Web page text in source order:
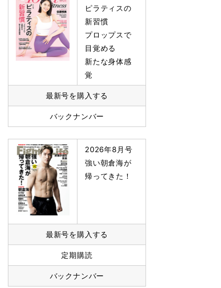
ピラティスの
新習慣
プロップスで
目覚める
新たな身体感
覚
最新号を購入する
バックナンバー
2026年8月号
強い朝倉海が
帰ってきた！
最新号を購入する
定期購読
バックナンバー